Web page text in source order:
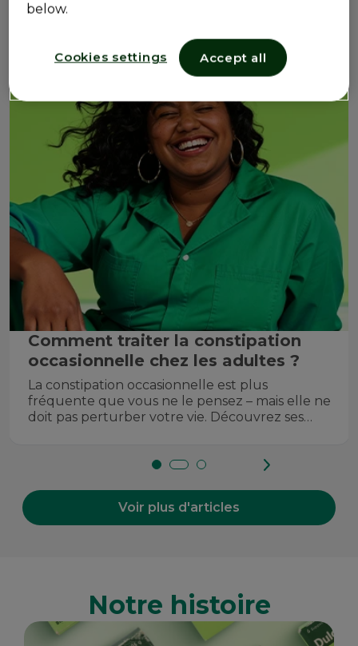
Comment traiter la constipation
occasionnelle chez les adultes ?
La constipation occasionnelle est plus
fréquente que vous ne le pensez – mais elle ne
doit pas perturber votre vie. Découvrez ses
Voir plus d'articles
Notre histoire
below.
Cookies settings Accept all